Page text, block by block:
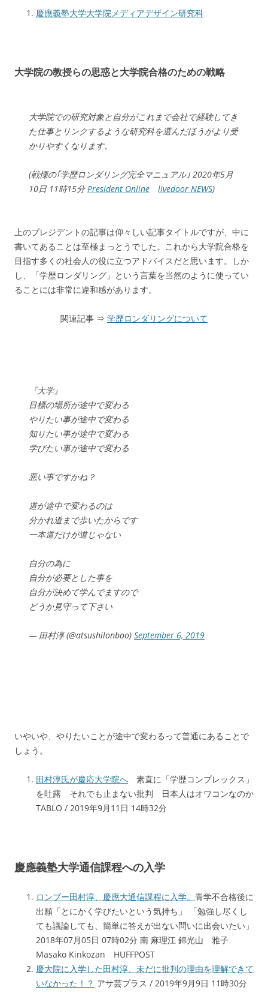
慶應義塾大学大学院メディアデザイン研究科
大学院の教授らの思惑と大学院合格のための戦略
大学院での研究対象と自分がこれまで会社で経験してき
た仕事とリンクするような研究科を選んだほうがより受
かりやすくなります。
(戦慄の｢学歴ロンダリング完全マニュアル｣ 2020年5月
10日 11時15分President Online livedoor NEWS)
上のプレジデントの記事は仰々しい記事タイトルですが、中に
書いてあることは至極まっとうでした。これから大学院合格を
目指す多くの社会人の役に立つアドバイスだと思います。しか
し、「学歴ロンダリング」という言葉を当然のように使ってい
ることには非常に違和感があります。
関連記事 ⇒ 学歴ロンダリングについて
『大学』
目標の場所が途中で変わる
やりたい事が途中で変わる
知りたい事が途中で変わる
学びたい事が途中で変わる
悪い事ですかね？
道が途中で変わるのは
分かれ道まで歩いたからです
一本道だけが道じゃない
自分の為に
自分が必要とした事を
自分が決めて学んでますので
どうか見守って下さい
— 田村淳 (@atsushilonboo) September 6, 2019
いやいや、やりたいことが途中で変わるって普通にあることで
しょう。
田村淳氏が慶応大学院へ 素直に「学歴コンプレックス」
を吐露 それでも止まない批判 日本人はオワコンなのか
TABLO / 2019年9月11日 14時32分
慶應義塾大学通信課程への入学
ロンブー田村淳、慶應大通信課程に入学。 青学不合格後に
出願「とにかく学びたいという気持ち」 「勉強し尽くし
ても議論しても、簡単に答えが出ない問いに出会いたい」
2018年07月05日 07時02分 南 麻理江 錦光山 雅子
Masako Kinkozan HUFFPOST
慶大院に入学した田村淳、未だに批判の理由を理解できて
いなかった！？ アサ芸プラス / 2019年9月9日 11時30分